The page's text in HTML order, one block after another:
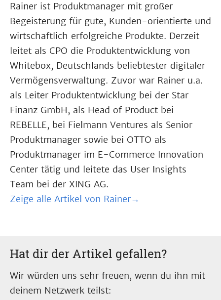
Rainer ist Produktmanager mit großer
Begeisterung für gute, Kunden-orientierte und
wirtschaftlich erfolgreiche Produkte. Derzeit
leitet als CPO die Produktentwicklung von
Whitebox, Deutschlands beliebtester digitaler
Vermögensverwaltung. Zuvor war Rainer u.a.
als Leiter Produktentwicklung bei der Star
Finanz GmbH, als Head of Product bei
REBELLE, bei Fielmann Ventures als Senior
Produktmanager sowie bei OTTO als
Produktmanager im E-Commerce Innovation
Center tätig und leitete das User Insights
Team bei der XING AG.
Zeige alle Artikel von Rainer→
Hat dir der Artikel gefallen?
Wir würden uns sehr freuen, wenn du ihn mit
deinem Netzwerk teilst: